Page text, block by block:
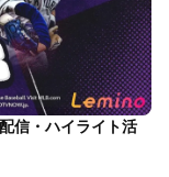
信・ハイライト活